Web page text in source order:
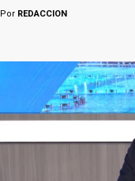
Por REDACCION